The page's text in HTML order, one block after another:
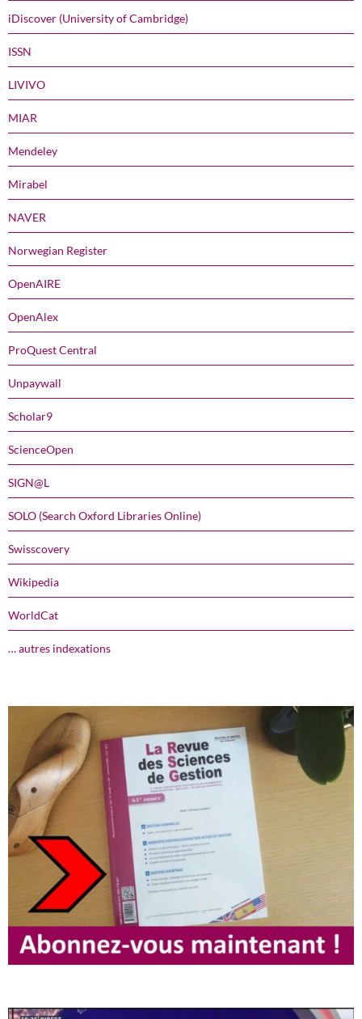
iDiscover (University of Cambridge)
ISSN
LIVIVO
MIAR
Mendeley
Mirabel
NAVER
Norwegian Register
OpenAIRE
OpenAlex
ProQuest Central
Unpaywall
Scholar9
ScienceOpen
SIGN@L
SOLO (Search Oxford Libraries Online)
Swisscovery
Wikipedia
WorldCat
… autres indexations